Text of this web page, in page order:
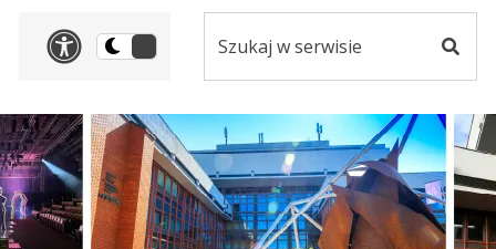
Panel dostosowania
Przełącz
ciemną
serwisie